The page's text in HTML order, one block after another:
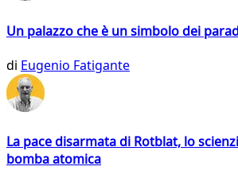
Un palazzo che è un simbolo dei
di Eugenio Fatigante
La pace disarmata di Rotblat, lo
bomba atomica